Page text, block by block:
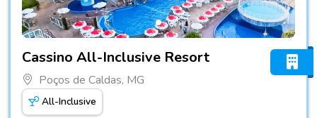
Cassino All-Inclusive Resort
Poços de Caldas, MG
All-Inclusive